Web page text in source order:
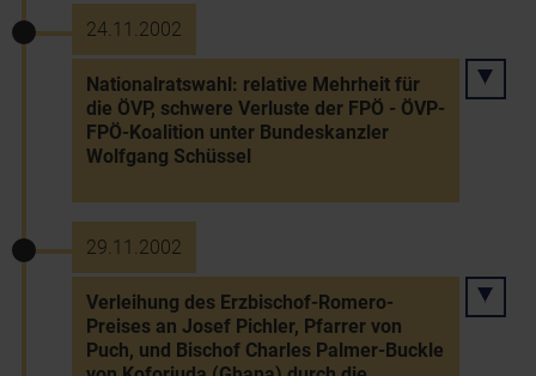
24.11.2002
Nationalratswahl: relative Mehrheit für
die ÖVP, schwere Verluste der FPÖ - ÖVP-
FPÖ-Koalition unter Bundeskanzler
Wolfgang Schüssel
29.11.2002
Verleihung des Erzbischof-Romero-
Preises an Josef Pichler, Pfarrer von
Puch, und Bischof Charles Palmer-Buckle